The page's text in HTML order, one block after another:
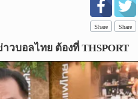
Share Share
วบอลไทย ต้องที่ THSPORT